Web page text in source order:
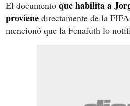
El documento que habilita a
proviene directamente de la
mencionó que la Fenafuth lo